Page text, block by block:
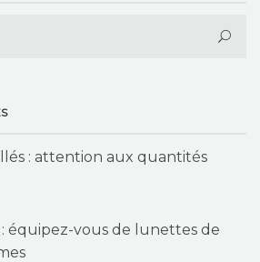
: attention aux quantités
équipez-vous de lunettes de